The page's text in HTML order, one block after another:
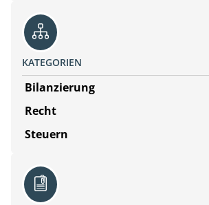
KATEGORIEN
Bilanzierung
Recht
Steuern